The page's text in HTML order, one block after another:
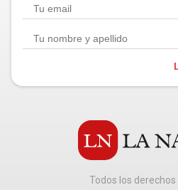
Todos los